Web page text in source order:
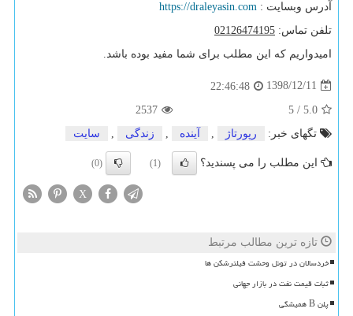
آدرس وبسایت : https://draleyasin.com
تلفن تماس: 02126474195
امیدواریم که این مطلب برای شما مفید بوده باشد.
1398/12/11
22:46:48
5.0
/
5
2537
تگهای خبر:
رپورتاژ , آینده , زندگی , سایت
این مطلب را می پسندید؟ (1)
(0)
X
تازه ترین مطالب مرتبط
خردسالان در تونل وحشت فیلترشکن ها
ثبات قیمت نفت در بازار جهانی
پلن B همیشگی